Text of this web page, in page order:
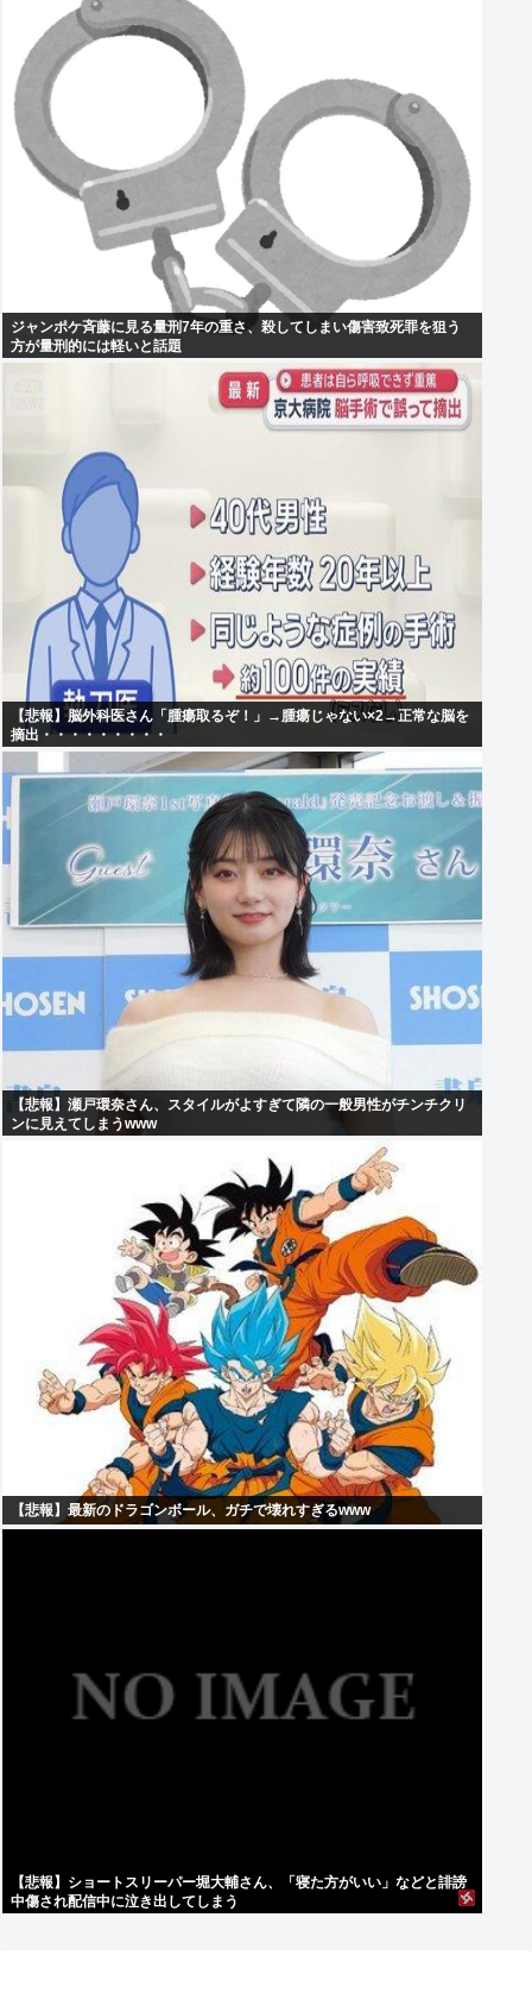
ジャンポケ斉藤に見る量刑7年の重さ、殺してしまい傷害致死罪を狙う
方が量刑的には軽いと話題
【悲報】脳外科医さん「腫瘍取るぞ！」→腫瘍じゃない×2→正常な脳を
摘出・・・・・・・・・
【悲報】瀬戸環奈さん、スタイルがよすぎて隣の一般男性がチンチクリ
ンに見えてしまうwww
【悲報】最新のドラゴンボール、ガチで壊れすぎるwww
【悲報】ショートスリーパー堀大輔さん、「寝た方がいい」などと誹謗
中傷され配信中に泣き出してしまう